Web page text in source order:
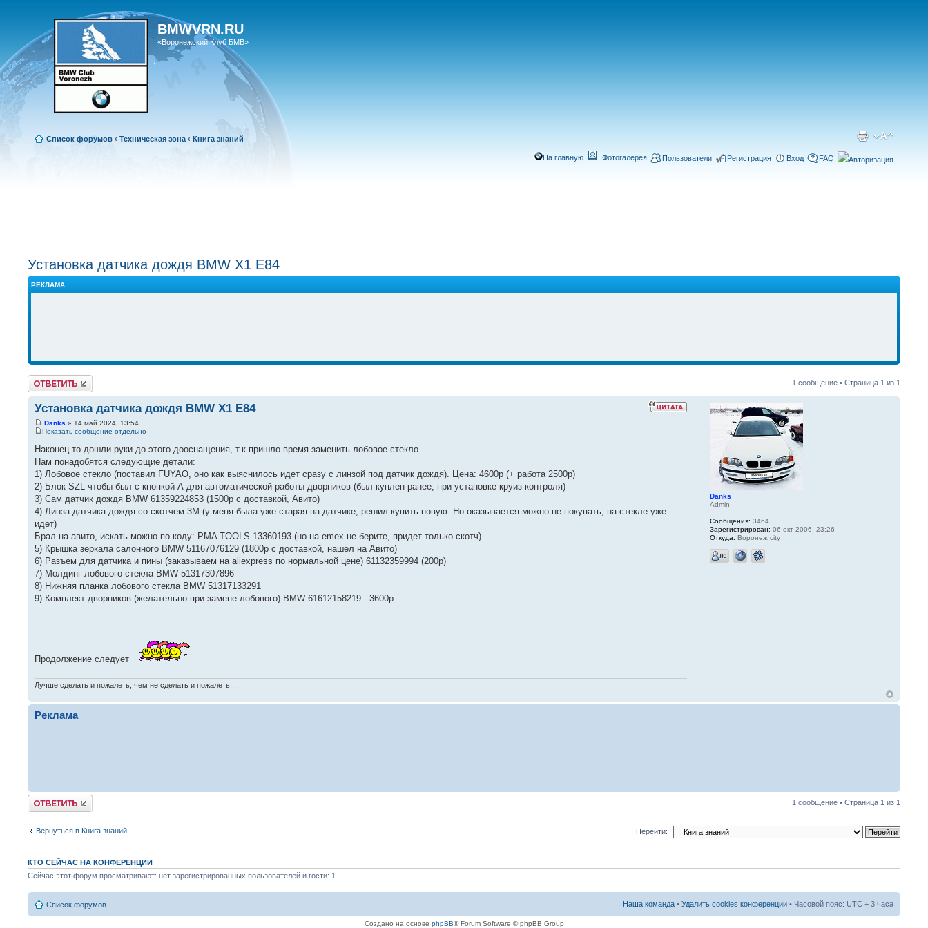
BMWVRN.RU
«Воронежский Клуб БМВ»
Список форумов ‹ Техническая зона ‹ Книга знаний
На главную Фотогалерея Пользователи Регистрация Вход FAQ
Установка датчика дождя BMW X1 E84
РЕКЛАМА
Ответить 1 сообщение • Страница 1 из 1
Установка датчика дождя BMW X1 E84
Danks » 14 май 2024, 13:54
Показать сообщение отдельно
Наконец то дошли руки до этого дооснащения, т.к пришло время заменить лобовое стекло.
Нам понадобятся следующие детали:
1) Лобовое стекло (поставил FUYAO, оно как выяснилось идет сразу с линзой под датчик дождя). Цена: 4600р (+ работа 2500р)
2) Блок SZL чтобы был с кнопкой А для автоматической работы дворников (был куплен ранее, при установке круиз-контроля)
3) Сам датчик дождя BMW 61359224853 (1500р с доставкой, Авито)
4) Линза датчика дождя со скотчем 3M (у меня была уже старая на датчике, решил купить новую. Но оказывается можно не покупать, на стекле уже
идет)
Брал на авито, искать можно по коду: PMA TOOLS 13360193 (но на emex не берите, придет только скотч)
5) Крышка зеркала салонного BMW 51167076129 (1800р с доставкой, нашел на Авито)
6) Разъем для датчика и пины (заказываем на aliexpress по нормальной цене) 61132359994 (200р)
7) Молдинг лобового стекла BMW 51317307896
8) Нижняя планка лобового стекла BMW 51317133291
9) Комплект дворников (желательно при замене лобового) BMW 61612158219 - 3600р
Продолжение следует
Лучше сделать и пожалеть, чем не сделать и пожалеть...
Danks
Admin
Сообщения: 3464
Зарегистрирован: 06 окт 2006, 23:26
Откуда: Воронеж city
Реклама
Ответить 1 сообщение • Страница 1 из 1
Вернуться в Книга знаний Перейти:
КТО СЕЙЧАС НА КОНФЕРЕНЦИИ
Сейчас этот форум просматривают: нет зарегистрированных пользователей и гости: 1
Список форумов Наша команда • Удалить cookies конференции • Часовой пояс: UTC + 3 часа
Создано на основе phpBB® Forum Software © phpBB Group